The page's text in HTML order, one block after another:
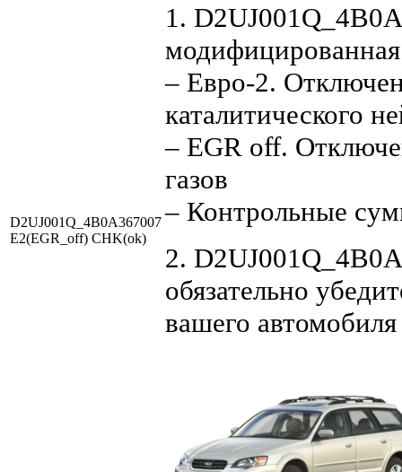
D2UJ001Q_4B0A367007
E2(EGR_off) CHK(ok)
1.
– Евро-2.
каталитического
– EGR off.
газов
– Контрольные
2.
обязательно
вашего автомобиля